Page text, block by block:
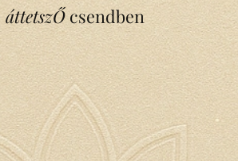
áttetszŐ csendben